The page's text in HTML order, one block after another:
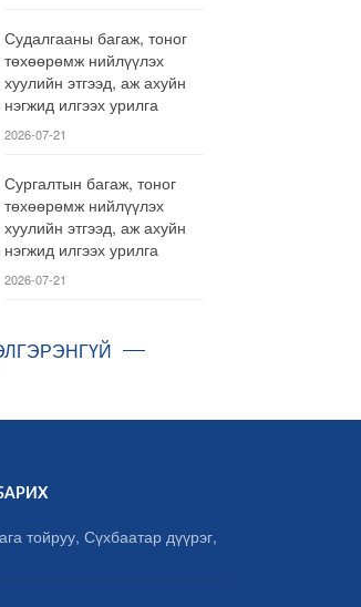
Судалгааны багаж, тоног
төхөөрөмж нийлүүлэх
хуулийн этгээд, аж ахуйн
нэгжид илгээх урилга
2026-07-21
Сургалтын багаж, тоног
төхөөрөмж нийлүүлэх
хуулийн этгээд, аж ахуйн
нэгжид илгээх урилга
2026-07-21
тойруу, Сүхбаатар дүүрэг,